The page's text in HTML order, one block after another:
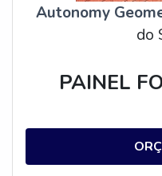
Autonomy
do
PAINEL